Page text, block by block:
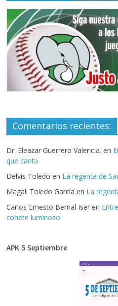
Comentarios recientes:
Dr. Eleazar Guerrero Valencia. en
que canta
Delvis Toledo en La regenta de
Magali Toledo Garcia en La
Carlos Ernesto Bernal Iser en
cohete luminoso
APK 5 Septiembre